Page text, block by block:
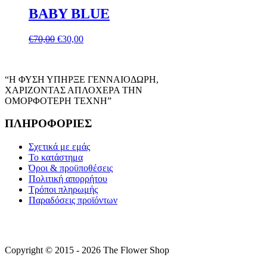
€70,00.είναι:
€30,00.
BABY BLUE
€70,00 Original
€30,00Η
€30,00.
“Η ΦΥΣΗ ΥΠΗΡΞΕ ΓΕΝΝΑΙΟΔΩΡΗ,
ΧΑΡΙΖΟΝΤΑΣ ΑΠΛΟΧΕΡΑ ΤΗΝ
ΟΜΟΡΦΟΤΕΡΗ ΤΕΧΝΗ”
ΠΛΗΡΟΦΟΡΙΕΣ
Σχετικά με εμάς
Το κατάστημα
Όροι & προϋποθέσεις
Πολιτική απορρήτου
Τρόποι πληρωμής
Παραδόσεις προϊόντων
Copyright © 2015 - 2026 The Flower Shop